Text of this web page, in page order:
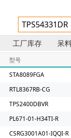
工厂库存 呆
型号
STA8089FGA
RTL8367RB-CG
TPS2400DBVR
PL671-01-H34TI-R
CSRG3001A01-IQQI-R